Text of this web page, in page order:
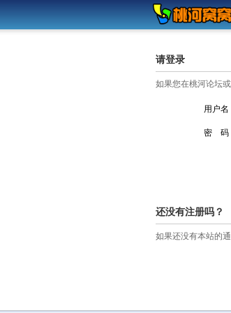
请登录
如果您在桃河论坛
用户名
密 码
还没有注册吗？
如果还没有本站的